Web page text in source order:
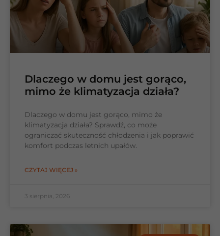
Dlaczego w domu jest gorąco,
mimo że klimatyzacja działa?
Dlaczego w domu jest gorąco, mimo że
klimatyzacja działa? Sprawdź, co może
ograniczać skuteczność chłodzenia i jak poprawić
komfort podczas letnich upałów.
CZYTAJ WIĘCEJ »
3 sierpnia, 2026